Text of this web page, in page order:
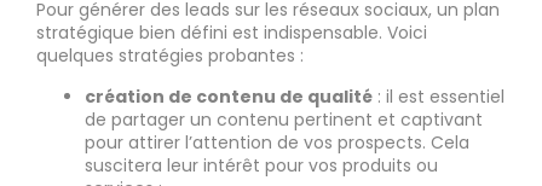
Pour générer des leads sur les réseaux sociaux, un plan
stratégique bien défini est indispensable. Voici
quelques stratégies probantes :
création de contenu de qualité : il est essentiel
de partager un contenu pertinent et captivant
pour attirer l’attention de vos prospects. Cela
suscitera leur intérêt pour vos produits ou